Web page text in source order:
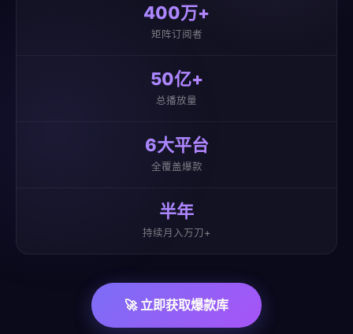
400万+
矩阵订阅者
50亿+
总播放量
6大平台
全覆盖爆款
半年
持续月入万刀+
🚀 立即获取爆款库